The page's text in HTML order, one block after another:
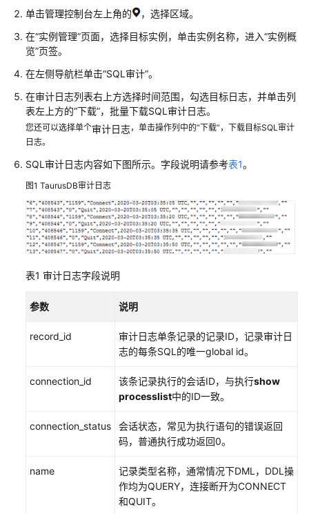
说
快
速
门
内
核
介
用
户
指
南
型
议
过
予
TaurusDB
单击管理控制台左上角的
，选择区域。
在“实例管理”页面，选择目标实例，单击实例名称，进入“实例概
览”页签。
在左侧导航栏单击“SQL审计”。
在审计日志列表右上方选择时间范围，勾选目标日志，并单击列
表左上方的“下载”，批量下载SQL审计日志。
您还可以选择单个审计日志，单击操作列中的“下载”，下载目标SQL审计
日志。
SQL审计日志内容如下图所示。字段说明请参考表1。
图1 TaurusDB审计日志
表1 审计日志字段说明
参数 说明
record_id
审计日志单条记录的记录ID，记录审计日
志的每条SQL的唯一global id。
connection_id 该条记录执行的会话ID，与执行show
processlist中的ID一致。
connection_status
会话状态，常见为执行语句的错误返回
码，普通执行成功返回0。
name
记录类型名称，通常情况下DML，DDL操
作均为QUERY，连接断开为CONNECT
和QUIT。